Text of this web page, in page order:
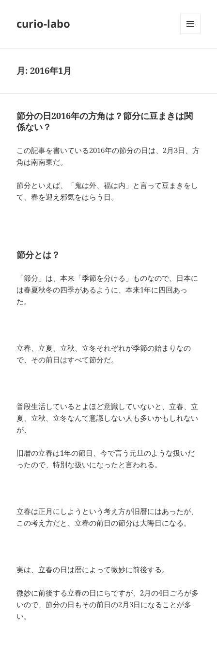
curio-labo
月:2016年1月
節分の日2016年の方角は？節分に豆まきは関
係ない？
この記事を書いている2016年の節分の日は、2月3日、方
角は南南東だ。
節分といえば、「鬼は外、福は内」と言って豆まきをし
て、春を迎え邪気をはらう日。
節分とは？
「節分」は、本来「季節を分ける」ものなので、日本に
は春夏秋冬の四季があるように、本来1年に四回あっ
た。
立春、立夏、立秋、立冬それぞれが季節の始まりなの
で、その前日はすべて節分だ。
普段生活しているとよほど意識していないと、立春、立
夏、立秋、立冬なんて意識しない人も多いかもしれない
が、
旧暦の立春は1年の節目、今で言う元旦のような扱いだ
ったので、特別な扱いになったと言われる。
立春は正月にしようという考え方が旧暦にはあったが、
この考え方だと、立春の前日の節分は大晦日になる。
実は、立春の日は暦によって微妙に前後する。
微妙に前後する立春の日にちですが、2月の4日ごろが多
いので、節分の日もその前日の2月3日になることが多
い。